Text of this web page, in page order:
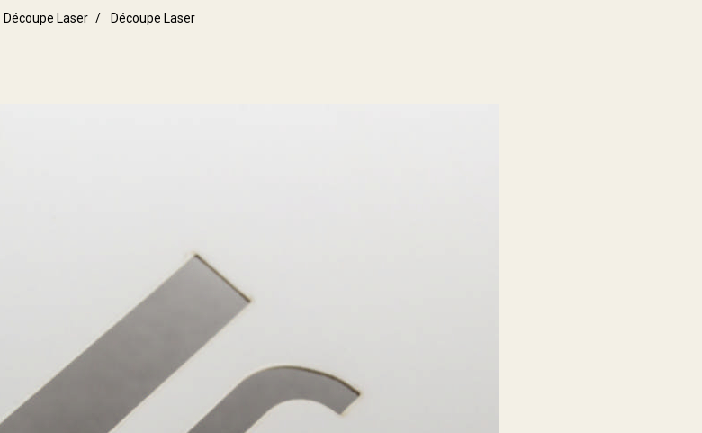
Découpe Laser Découpe Laser